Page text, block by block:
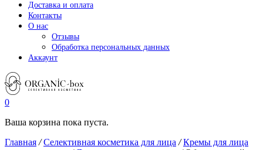
Доставка и оплата
Контакты
О нас
Отзывы
Обработка персональных данных
Аккаунт
0
Ваша корзина пока пуста.
Главная /Селективная косметика для лица /Кремы для лица